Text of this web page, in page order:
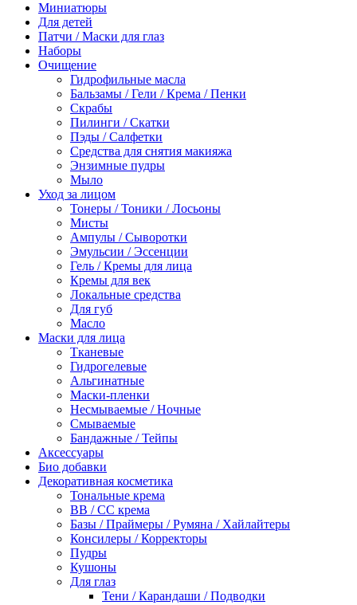
Миниатюры
Для детей
Патчи / Маски для глаз
Наборы
Очищение
Гидрофильные масла
Бальзамы / Гели / Крема / Пенки
Скрабы
Пилинги / Скатки
Пэды / Салфетки
Средства для снятия макияжа
Энзимные пудры
Мыло
Уход за лицом
Тонеры / Тоники / Лосьоны
Мисты
Ампулы / Сыворотки
Эмульсии / Эссенции
Гель / Кремы для лица
Кремы для век
Локальные средства
Для губ
Масло
Маски для лица
Тканевые
Гидрогелевые
Альгинатные
Маски-пленки
Несмываемые / Ночные
Смываемые
Бандажные / Тейпы
Аксессуары
Био добавки
Декоративная косметика
Тональные крема
BB / СС крема
Базы / Праймеры / Румяна / Хайлайтеры
Консилеры / Корректоры
Пудры
Кушоны
Для глаз
Тени / Карандаши / Подводки